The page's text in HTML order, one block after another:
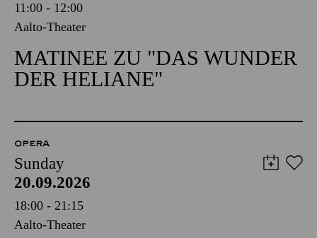
11:00 - 12:00
Aalto-Theater
MATINEE ZU "DAS WUNDER
DER HELIANE"
OPERA
Sunday
20.09.2026
18:00 - 21:15
Aalto-Theater